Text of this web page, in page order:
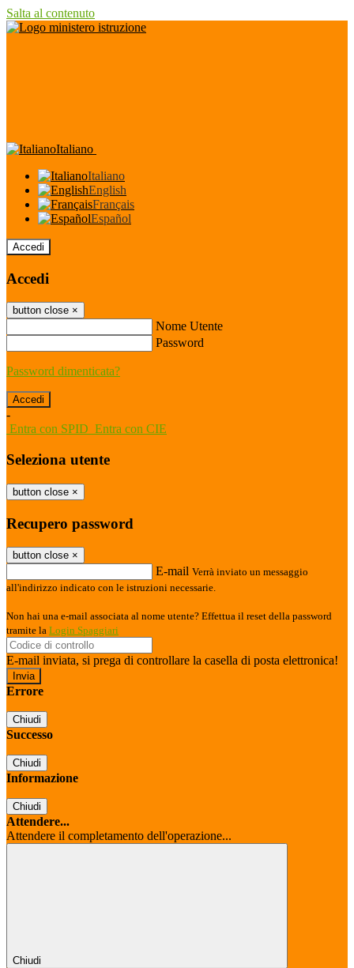
Salta al contenuto
Italiano
Italiano
English
Français
Español
Accedi
Accedi
button close ×
Nome Utente
Password
Password dimenticata?
-
Entra con SPID Entra con CIE
Seleziona utente
button close ×
Recupero password
button close ×
E-mail Verrà inviato un messaggio
all'indirizzo indicato con le istruzioni necessarie.
Non hai una e-mail associata al nome utente? Effettua il reset della password
tramite la Login Spaggiari
E-mail inviata, si prega di controllare la casella di posta elettronica!
Errore
Chiudi
Successo
Chiudi
Informazione
Chiudi
Attendere...
Attendere il completamento dell'operazione...
Chiudi